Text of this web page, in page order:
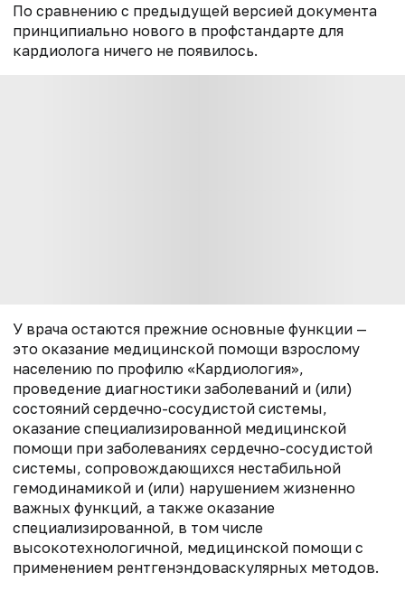
По сравнению с предыдущей версией документа
принципиально нового в профстандарте для
кардиолога ничего не появилось.
У врача остаются прежние основные функции —
это оказание медицинской помощи взрослому
населению по профилю «Кардиология»,
проведение диагностики заболеваний и (или)
состояний сердечно-сосудистой системы,
оказание специализированной медицинской
помощи при заболеваниях сердечно-сосудистой
системы, сопровождающихся нестабильной
гемодинамикой и (или) нарушением жизненно
важных функций, а также оказание
специализированной, в том числе
высокотехнологичной, медицинской помощи с
применением рентгенэндоваскулярных методов.